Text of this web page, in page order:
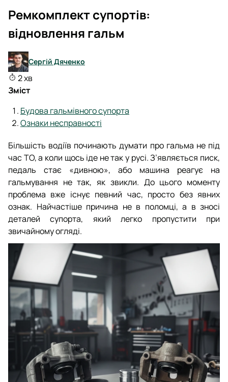
Ремкомплект супортів:
відновлення гальм
Сергій Дяченко
2 хв
Зміст
Будова гальмівного супорта
Ознаки несправності
Більшість водіїв починають думати про гальма не під
час ТО, а коли щось іде не так у русі. З’являється писк,
педаль стає «дивною», або машина реагує на
гальмування не так, як звикли. До цього моменту
проблема вже існує певний час, просто без явних
ознак. Найчастіше причина не в поломці, а в зносі
деталей супорта, який легко пропустити при
звичайному огляді.